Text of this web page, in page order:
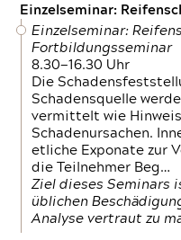
Einzelseminar:
Einzelseminar:
Fortbildungsseminar
8.30—16.30 Uhr
Die
Schadensquelle
vermittelt wie
Schadenursachen.
etliche Exponate zur
die Teilnehmer Beg…
Ziel dieses Seminars
üblichen
Analyse vertraut zu